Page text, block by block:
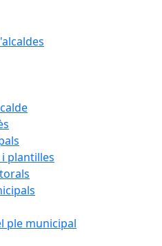
plantilles
ple municipal